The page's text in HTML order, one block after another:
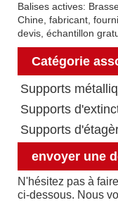
Balises actives:
Chine, fabricant,
devis, échantillon
Catégorie
Supports
Supports
Supports
envoyer une
N'hésitez pas à
ci-dessous. Nous